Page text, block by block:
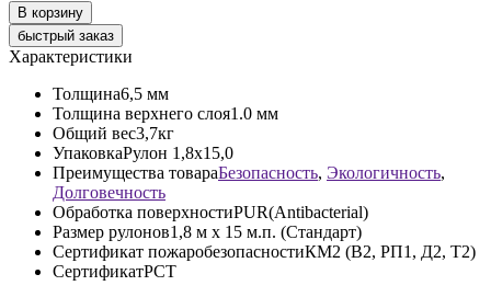
В корзину
быстрый заказ
Характеристики
Толщина6,5 мм
Толщина верхнего слоя1.0 мм
Общий вес3,7кг
УпаковкаРулон 1,8х15,0
Преимущества товараБезопасность, Экологичность,
Долговечность
Обработка поверхностиPUR(Antibacterial)
Размер рулонов1,8 м х 15 м.п. (Стандарт)
Сертификат пожаробезопасностиКМ2 (В2, РП1, Д2, Т2)
СертификатРСТ